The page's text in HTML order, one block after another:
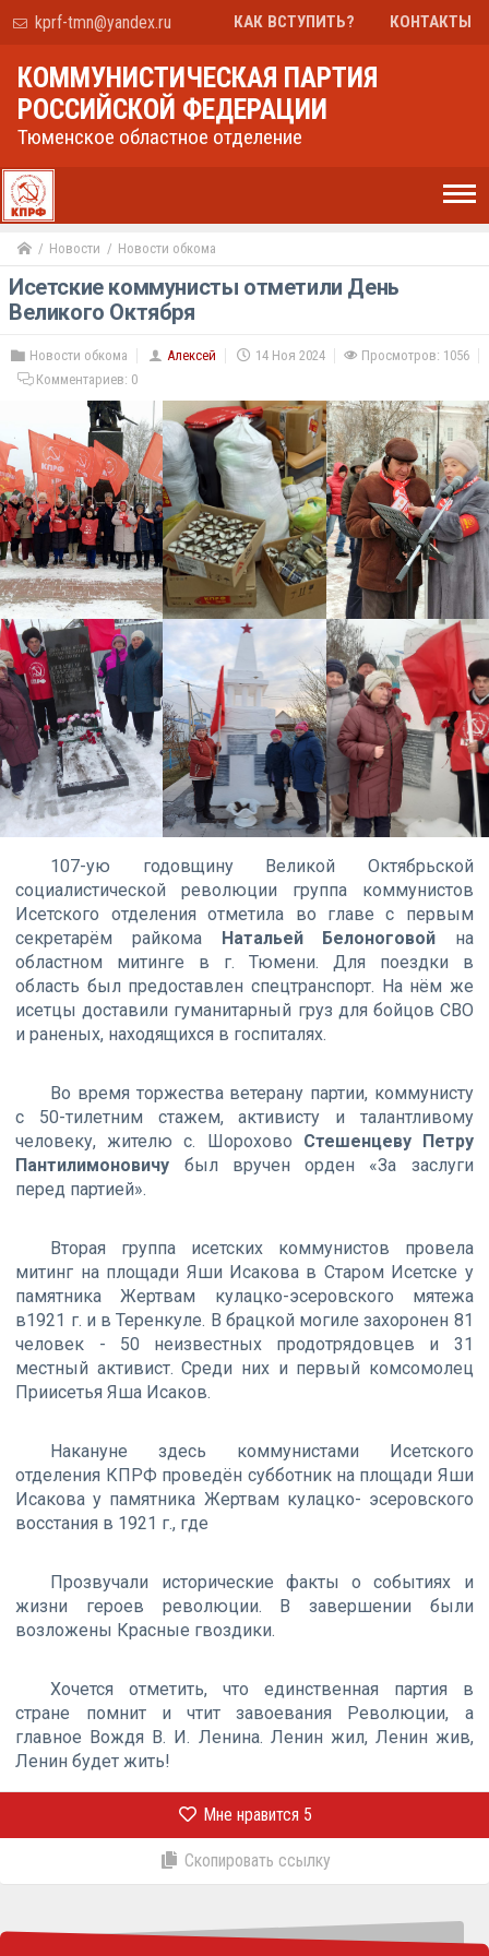
kprf-tmn@yandex.ru КАК ВСТУПИТЬ? КОНТАКТЫ
КОММУНИСТИЧЕСКАЯ ПАРТИЯ
РОССИЙСКОЙ ФЕДЕРАЦИИ
Тюменское областное отделение
Новости Новости обкома
Исетские коммунисты отметили День
Великого Октября
Новости обкома Алексей 14 Ноя 2024
Просмотров: 1056
Комментариев: 0
107-ую годовщину Великой Октябрьской
социалистической революции группа коммунистов
Исетского отделения отметила во главе с первым
секретарём райкома Натальей Белоноговой на
областном митинге в г. Тюмени. Для поездки в
область был предоставлен спецтранспорт. На нём же
исетцы доставили гуманитарный груз для бойцов СВО
и раненых, находящихся в госпиталях.
Во время торжества ветерану партии, коммунисту
с 50-тилетним стажем, активисту и талантливому
человеку, жителю с. Шорохово Стешенцеву Петру
Пантилимоновичу был вручен орден «За заслуги
перед партией».
Вторая группа исетских коммунистов провела
митинг на площади Яши Исакова в Старом Исетске у
памятника Жертвам кулацко-эсеровского мятежа
в1921 г. и в Теренкуле. В брацкой могиле захоронен 81
человек - 50 неизвестных продотрядовцев и 31
местный активист. Среди них и первый комсомолец
Приисетья Яша Исаков.
Накануне здесь коммунистами Исетского
отделения КПРФ проведëн субботник на площади Яши
Исакова у памятника Жертвам кулацко- эсеровского
восстания в 1921 г., где
Прозвучали исторические факты о событиях и
жизни героев революции. В завершении были
возложены Красные гвоздики.
Хочется отметить, что единственная партия в
стране помнит и чтит завоевания Революции, а
главное Вождя В. И. Ленина. Ленин жил, Ленин жив,
Ленин будет жить!
Мне нравится 5
Скопировать ссылку